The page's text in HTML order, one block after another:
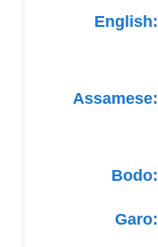
English:
Assamese:
Bodo:
Garo: